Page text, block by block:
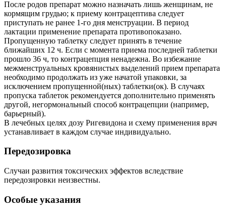
После родов препарат можно назначать лишь женщинам, не
кормящим грудью; к приему контрацептива следует
приступать не ранее 1-го дня менструации. В период
лактации применение препарата противопоказано.
Пропущенную таблетку следует принять в течение
ближайших 12 ч. Если с момента приема последней таблетки
прошло 36 ч, то контрацепция ненадежна. Во избежание
межменструальных кровянистых выделений прием препарата
необходимо продолжать из уже начатой упаковки, за
исключением пропущенной(ных) таблетки(ок). В случаях
пропуска таблеток рекомендуется дополнительно применять
другой, негормональный способ контрацепции (например,
барьерный).
В лечебных целях дозу Ригевидона и схему применения врач
устанавливает в каждом случае индивидуально.
Передозировка
Случаи развития токсических эффектов вследствие
передозировки неизвестны.
Особые указания